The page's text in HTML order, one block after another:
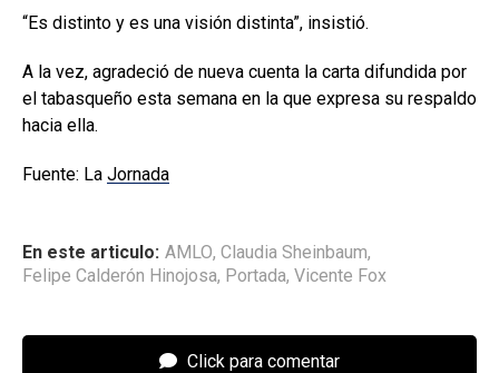
“Es distinto y es una visión distinta”, insistió.
A la vez, agradeció de nueva cuenta la carta difundida por
el tabasqueño esta semana en la que expresa su respaldo
hacia ella.
Fuente: La Jornada
En este articulo: AMLO, Claudia Sheinbaum,
Felipe Calderón Hinojosa, Portada, Vicente Fox
Click para comentar